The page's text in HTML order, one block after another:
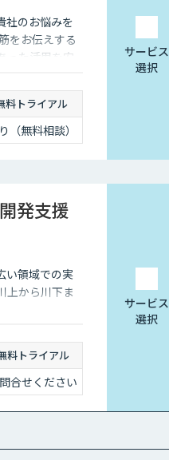
社のお悩みを
をお伝えする
った活用を安
料トライアル
（無料相談）
サービス
選択
発支援
い領域での実
上から川下ま
料トライアル
合せください
サービス
選択